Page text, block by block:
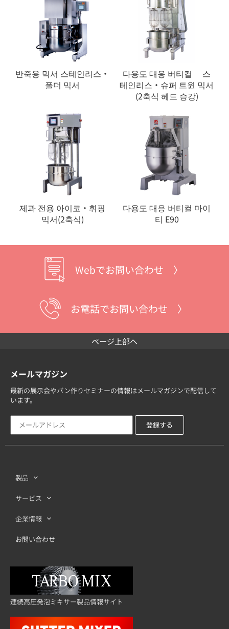
반죽용 믹서 스테인리스・
폴더 믹서
다용도 대응 버티컬 스
테인리스・슈퍼 트윈 믹서
(2축식 헤드 승강)
제과 전용 아이코・휘핑
믹서(2축식)
다용도 대응 버티컬 마이
티 E90
Webでお問い合わせ 〉
お電話でお問い合わせ 〉
ページ上部へ
メールマガジン
最新の展示会やパン作りセミナーの情報はメールマガジンで配信して
います。
製品
サービス
企業情報
お問い合わせ
連続高圧発泡ミキサー製品情報サイト